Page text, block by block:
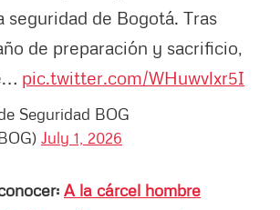
seguridad de Bogotá. Tras
de preparación y sacrificio,
pic.twitter.com/WHuwvlxr5I
Seguridad BOG
July 1, 2026
A la cárcel hombre